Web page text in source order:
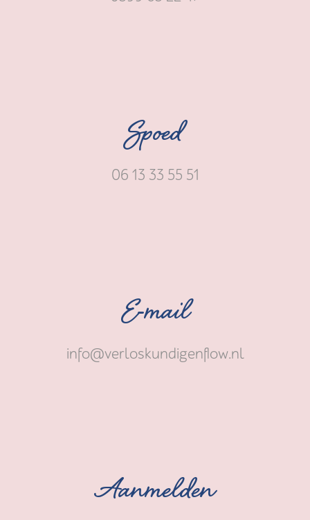
Spoed
06 13 33 55 51
E-mail
info@verloskundigenflow.nl
Aanmelden